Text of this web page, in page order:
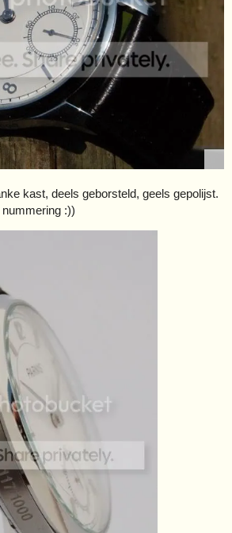
kast, deels geborsteld, geels gepolijst.
nummering :))